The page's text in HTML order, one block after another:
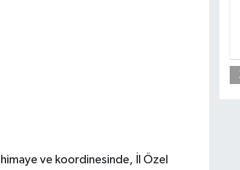
himaye ve koordinesinde, İl Özel